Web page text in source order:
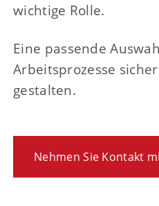
wichtige Rolle.
Eine passende
Arbeitsprozesse
gestalten.
Nehmen Sie Kontakt